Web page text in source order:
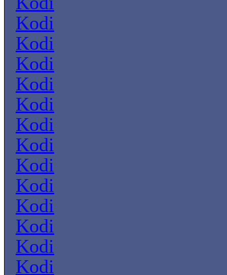
Kodi
Kodi
Kodi
Kodi
Kodi
Kodi
Kodi
Kodi
Kodi
Kodi
Kodi
Kodi
Kodi